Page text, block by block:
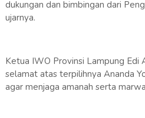
dukungan dan bimbingan dari
ujarnya.
Ketua IWO Provinsi Lampung Edi
selamat atas terpilihnya Ananda
agar menjaga amanah serta